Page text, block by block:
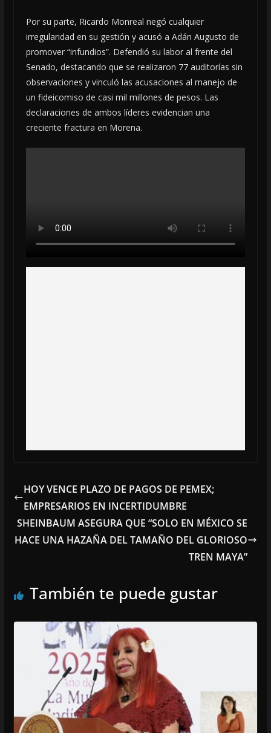
Por su parte, Ricardo Monreal negó cualquier
irregularidad en su gestión y acusó a Adán Augusto de
promover “infundios”. Defendió su labor al frente del
Senado, destacando que se realizaron 77 auditorías sin
observaciones y vinculó las acusaciones al manejo de
un fideicomiso de casi mil millones de pesos. Las
declaraciones de ambos líderes evidencian una
creciente fractura en Morena.
HOY VENCE PLAZO DE PAGOS DE PEMEX;
EMPRESARIOS EN INCERTIDUMBRE
SHEINBAUM ASEGURA QUE “SOLO EN MÉXICO SE
HACE UNA HAZAÑA DEL TAMAÑO DEL GLORIOSO
TREN MAYA”
También te puede gustar